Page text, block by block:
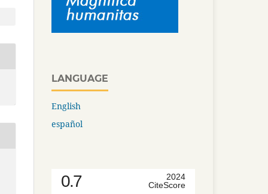
LANGUAGE
English
español
0.7
2024
CiteScore